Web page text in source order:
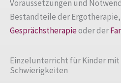
Voraussetzungen und
Bestandteile der
Gesprächstherapieoder der
Einzelunterricht für Kinder mit
Schwierigkeiten